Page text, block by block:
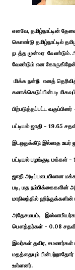
எனவே, தமிழ்நாட்டின்
கொண்டு தமிழ்நாட்டில்
நடத்த முன்வர வேண்டும்.
வேண்டும் என
மிக்க நன்றி எனத்
கணக்கெடுப்பின்படி
பிற்படுத்தப்பட்ட
பட்டியல் ஜாதி - 19.65
இடஒதுக்கீடு இல்லாத உயர்
பட்டியல் பழங்குடி மக்கள்
ஜாதி அடிப்படையிலான
படி, மத நம்பிக்கைகளின்
மாநிலத்தில்
அதேசமயம்,
பௌத்தர்கள் - 0.08
இவர்கள் தவிர, சமணர்கள்
மதத்தையும் பின்பற்றாதோர்
உள்ளனர்.